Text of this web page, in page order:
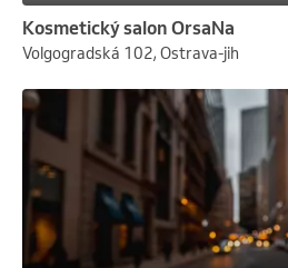
Kosmetický salon OrsaNa
Volgogradská 102, Ostrava-jih